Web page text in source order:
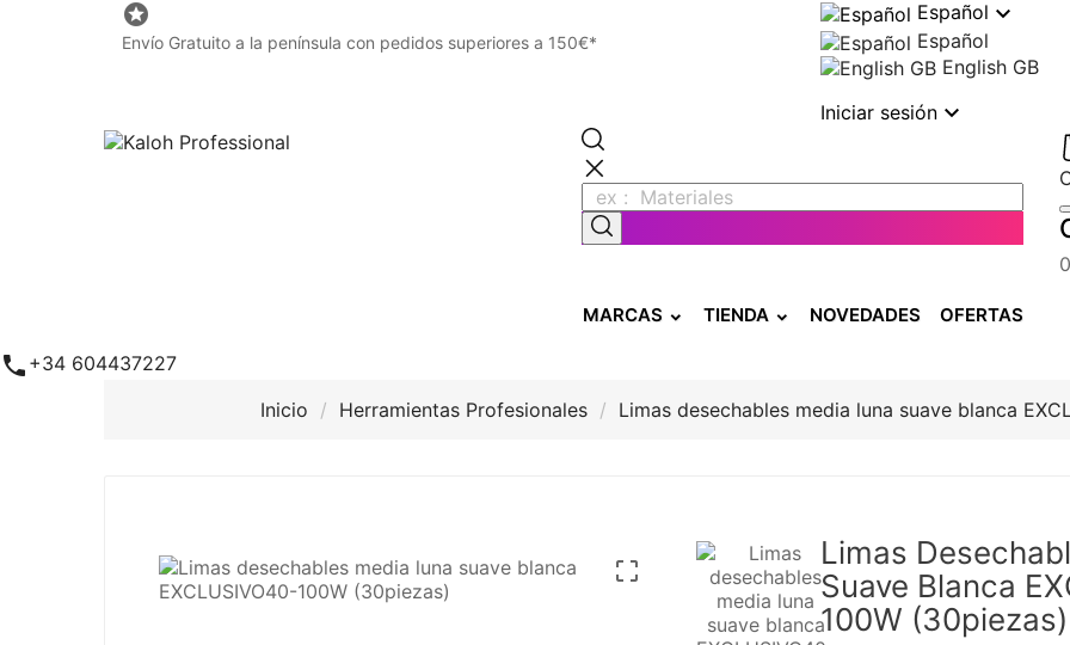

Envío Gratuito a la península con pedidos superiores a 150€*
Español 
Español
English GB
Iniciar sesión 
0
MARCAS TIENDA NOVEDADES OFERTAS
 +34 604437227
Inicio
Herramientas Profesionales Limas desechables media luna suave blanca

Limas
Suave Blanca
100W (30piezas)